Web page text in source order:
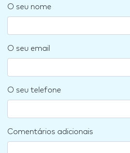
O seu nome
O seu email
O seu telefone
Comentários adicionais